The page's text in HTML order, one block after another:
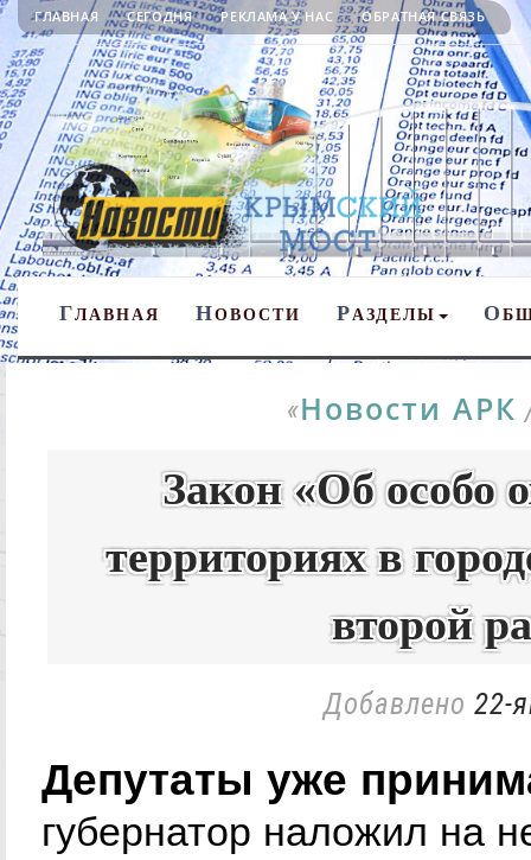
ГЛАВНАЯ СЕГОДНЯ РЕКЛАМА У НАС ОБРАТНАЯ СВЯЗЬ
ГЛАВНАЯ НОВОСТИ РАЗДЕЛЫ О
«Новости АРК
Закон «Об особо
территориях в
второй
Добавлено 22-
Депутаты уже
губернатор наложил на